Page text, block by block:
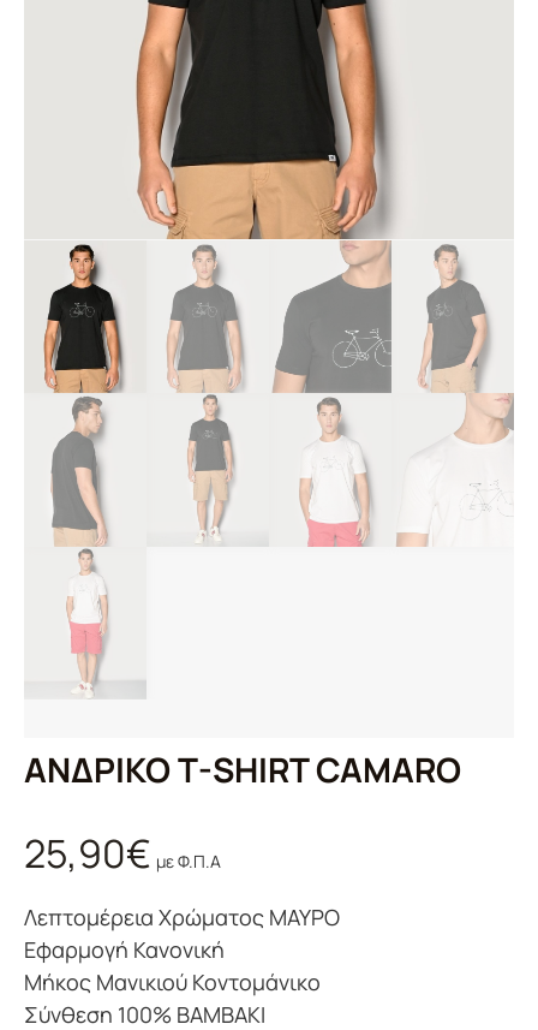
ΑΝΔΡΙΚΟ T-SHIRT CAMARO
25,90€ με Φ.Π.Α
Λεπτομέρεια Χρώματος ΜΑΥΡΟ
Εφαρμογή Κανονική
Μήκος Μανικιού Κοντομάνικο
Σύνθεση 100% ΒΑΜΒΑΚΙ